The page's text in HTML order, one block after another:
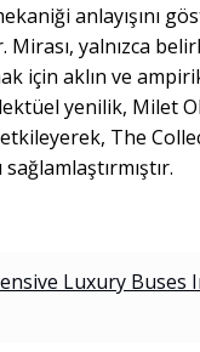
anlayışını
yalnızca
için aklın ve
yenilik, Milet
The
Luxury Buses